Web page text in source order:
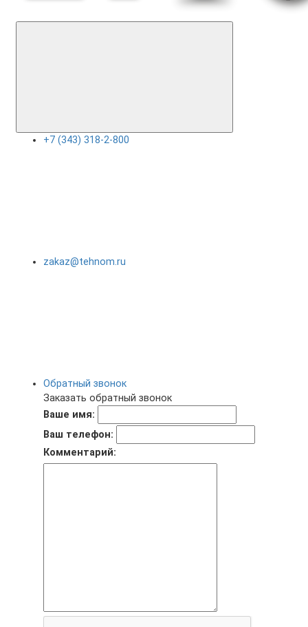
+7 (343) 318-2-800
zakaz@tehnom.ru
Обратный звонок
Заказать обратный звонок
Ваше имя:
Ваш телефон:
Комментарий: